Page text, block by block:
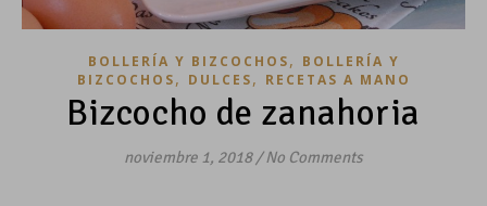
BOLLERÍA Y BIZCOCHOS, BOLLERÍA Y
BIZCOCHOS, DULCES, RECETAS A MANO
Bizcocho de zanahoria
noviembre 1, 2018 / No Comments